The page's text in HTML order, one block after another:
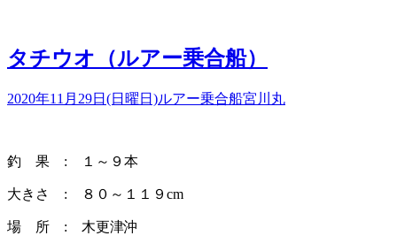
タチウオ（ルアー乗合船）
2020年11月29日(日曜日)ルアー乗合船宮川丸
釣 果 : １～９本
大きさ : ８０～１１９cm
場 所 : 木更津沖